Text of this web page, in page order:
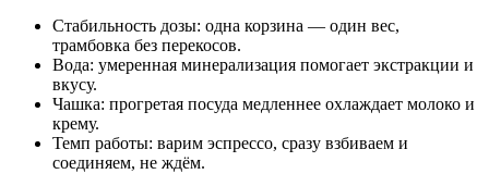
Стабильность дозы: одна корзина — один вес,
трамбовка без перекосов.
Вода: умеренная минерализация помогает экстракции и
вкусу.
Чашка: прогретая посуда медленнее охлаждает молоко и
крему.
Темп работы: варим эспрессо, сразу взбиваем и
соединяем, не ждём.